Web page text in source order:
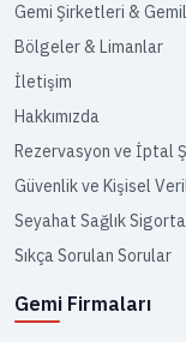
Gemi Şirketleri &
Bölgeler & Limanlar
İletişim
Hakkımızda
Rezervasyon ve İptal
Güvenlik ve Kişisel
Seyahat Sağlık
Sıkça Sorulan Sorular
Gemi Firmaları